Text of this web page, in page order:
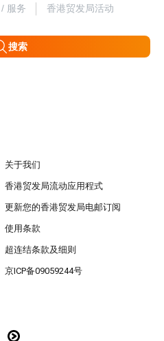
服务 香港贸发局活动
搜索
关于我们
香港贸发局流动应用程式
更新您的香港贸发局电邮订阅
使用条款
超连结条款及细则
京ICP备09059244号